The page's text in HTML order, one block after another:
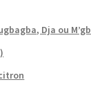
Dja ou